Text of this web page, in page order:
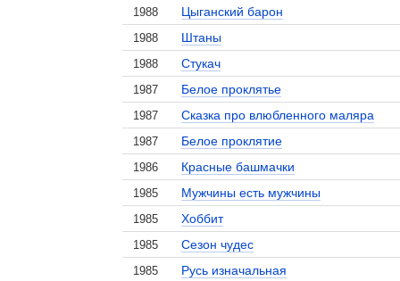
1988 Цыганский барон
1988 Штаны
1988 Стукач
1987 Белое проклятье
1987 Сказка про влюбленного маляра
1987 Белое проклятие
1986 Красные башмачки
1985 Мужчины есть мужчины
1985 Хоббит
1985 Сезон чудес
1985 Русь изначальная